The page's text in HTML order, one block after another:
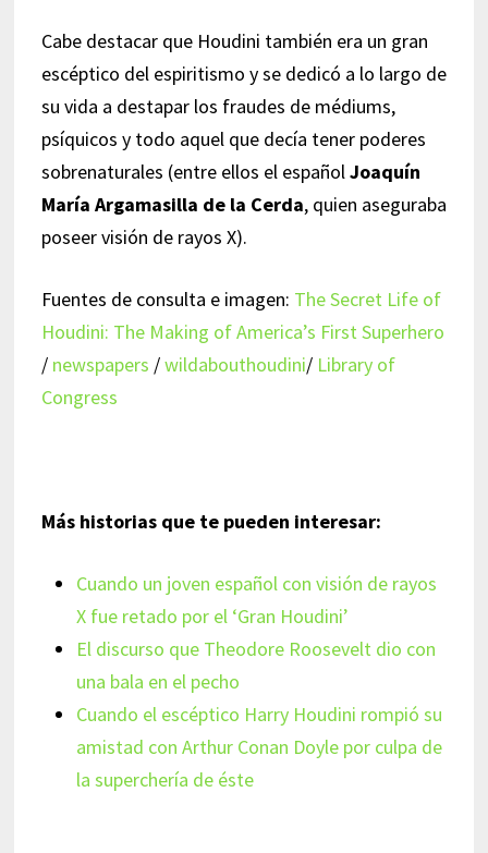
Cabe destacar que Houdini también era un gran
escéptico del espiritismo y se dedicó a lo largo de
su vida a destapar los fraudes de médiums,
psíquicos y todo aquel que decía tener poderes
sobrenaturales (entre ellos el españolJoaquín
María Argamasilla de la Cerda, quien aseguraba
poseer visión de rayos X).
Fuentes de consulta e imagen: The Secret Life of
Houdini: The Making of America’s First Superhero
/ newspapers /wildabouthoudini/ Library of
Congress
Más historias que te pueden interesar:
Cuando un joven español con visión de rayos
X fue retado por el ‘Gran Houdini’
El discurso que Theodore Roosevelt dio con
una bala en el pecho
Cuando el escéptico Harry Houdini rompió su
amistad con Arthur Conan Doyle por culpa de
la superchería de éste